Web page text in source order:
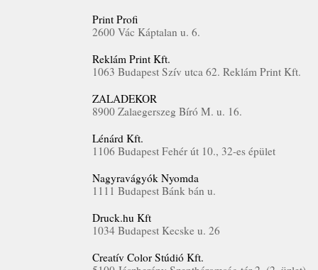
Print Profi
2600 Vác Káptalan u. 6.
Reklám Print Kft.
1063 Budapest Szív utca 62. Reklám Print Kft.
ZALADEKOR
8900 Zalaegerszeg Bíró M. u. 16.
Lénárd Kft.
1106 Budapest Fehér út 10., 32-es épület
Nagyravágyók Nyomda
1111 Budapest Bánk bán u.
Druck.hu Kft
1034 Budapest Kecske u. 26
Creatív Color Stúdió Kft.